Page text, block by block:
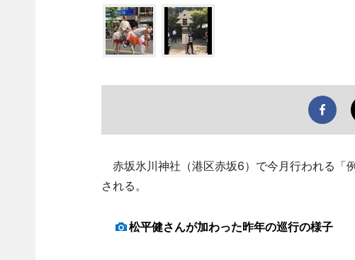
赤坂氷川神社（港区赤坂6）で今月行われる「
される。
松平健さんが加わった昨年の巡行の様子